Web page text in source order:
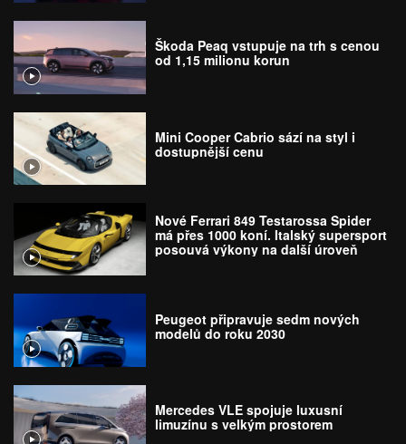
Škoda Peaq vstupuje na trh s cenou
od 1,15 milionu korun
Mini Cooper Cabrio sází na styl i
dostupnější cenu
Nové Ferrari 849 Testarossa Spider
má přes 1000 koní. Italský supersport
posouvá výkony na další úroveň
Peugeot připravuje sedm nových
modelů do roku 2030
Mercedes VLE spojuje luxusní
limuzínu s velkým prostorem